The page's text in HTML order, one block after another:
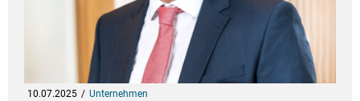
10.07.2025 Unternehmen